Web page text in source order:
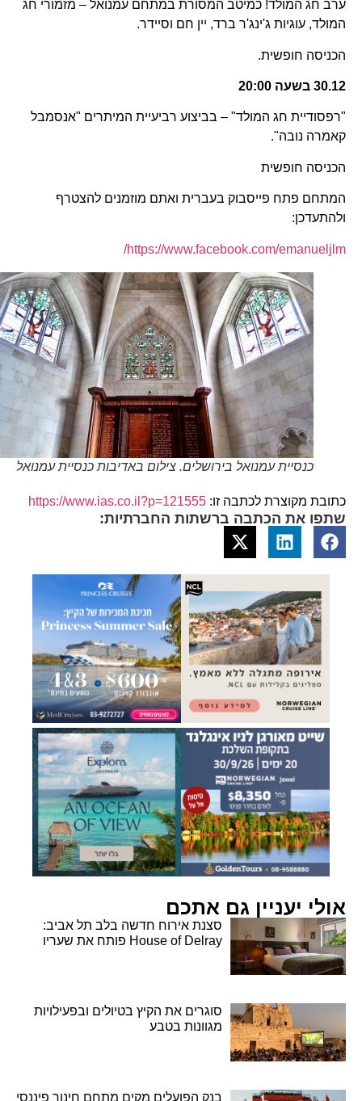
ערב חג המולד! כמיטב המסורת במתחם עמנואל – מזמורי חג
המולד, עוגיות ג'ינג'ר ברד, יין חם וסיידר.
הכניסה חופשית.
30.12 בשעה 20:00
"רפסודיית חג המולד" – בביצוע רביעיית המיתרים "אנסמבל
קאמרה נובה".
הכניסה חופשית
המתחם פתח פייסבוק בעברית ואתם מוזמנים להצטרף
ולהתעדכן:
https://www.facebook.com/emanueljlm/
כנסיית עמנואל בירושלים. צילום באדיבות כנסיית עמנואל
כתובת מקוצרת לכתבה זו: https://www.ias.co.il?p=121555
שתפו את הכתבה ברשתות החברתיות:
אולי יעניין גם אתכם
סצנת אירוח חדשה בלב תל אביב:
House of Delray פותח את שעריו
סוגרים את הקיץ בטיולים ובפעילויות
מגוונות בטבע
בנק הפועלים מקים מתחם חינוך פיננסי